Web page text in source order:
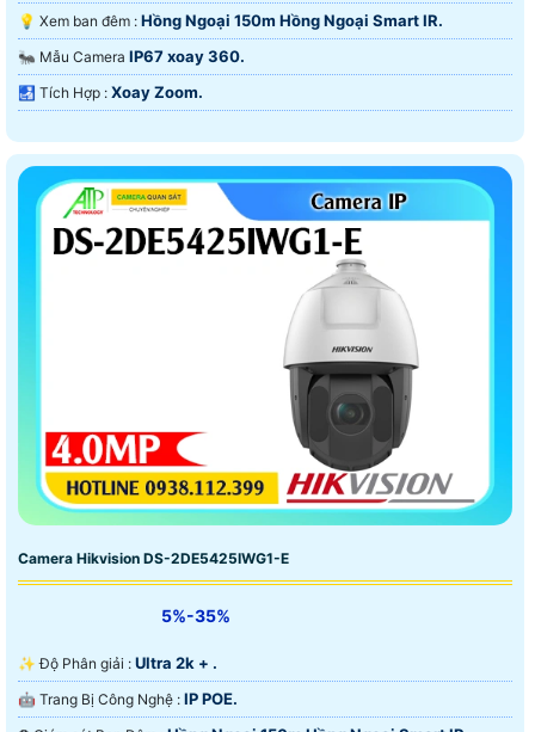
💡 Xem ban đêm : Hồng Ngoại 150m Hồng Ngoại Smart IR.
🐜 Mẫu Camera IP67 xoay 360.
️🛃 Tích Hợp : Xoay Zoom.
Camera Hikvision DS-2DE5425IWG1-E
5%-35%
✨ Độ Phân giải : Ultra 2k + .
🤖️ Trang Bị Công Nghệ : IP POE.